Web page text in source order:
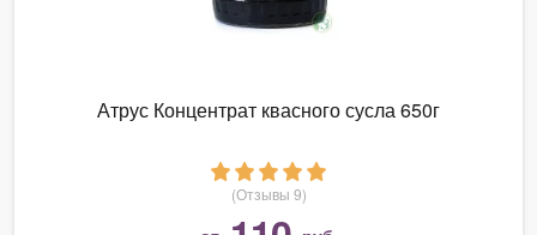
Атрус Концентрат квасного сусла 650г
(Отзывы 9)